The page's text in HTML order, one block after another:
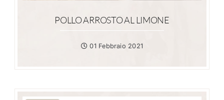
POLLO ARROSTO AL LIMONE
01 Febbraio 2021